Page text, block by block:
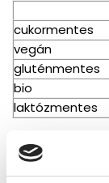
cukormentes
vegán
gluténmentes
bio
laktózmentes